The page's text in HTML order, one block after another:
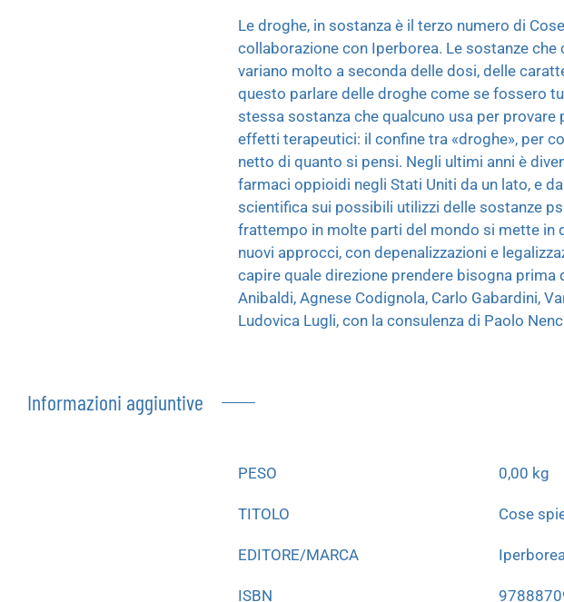
Le droghe, in sostanza è il terzo numero di
collaborazione con Iperborea. Le sostanze
variano molto a seconda delle dosi, delle
questo parlare delle droghe come se fossero
stessa sostanza che qualcuno usa per
effetti terapeutici: il confine tra «droghe», per
netto di quanto si pensi. Negli ultimi anni è
farmaci oppioidi negli Stati Uniti da un lato, e
scientifica sui possibili utilizzi delle sostanze
frattempo in molte parti del mondo si mette in
nuovi approcci, con depenalizzazioni e
capire quale direzione prendere bisogna
Anibaldi, Agnese Codignola, Carlo Gabardini,
Ludovica Lugli, con la consulenza di Paolo
Informazioni aggiuntive
PESO 0,00 kg
TITOLO Cose
EDITORE/MARCA
ISBN